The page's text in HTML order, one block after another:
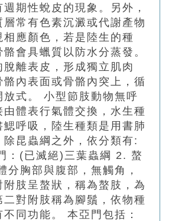
期性蛻皮的現象。另外，
層常有色素沉澱或代謝產物
應顏色，若是陸生的種
會具蠟質以防水分蒸發。
離表皮，形成獨立肌肉
骼內表面或骨骼內突上，循
放式。 小型節肢動物無呼
由體表行氣體交換，水生種
鰓呼吸，陸生種類是用書肺
除昆蟲綱之外，依分類有:
：(已滅絕)三葉蟲綱 2. 螯
分胸部與腹部，無觸角，
附肢呈螯狀，稱為螯肢，為
二對附肢稱為腳鬚，依物種
同功能。 本亞門包括：